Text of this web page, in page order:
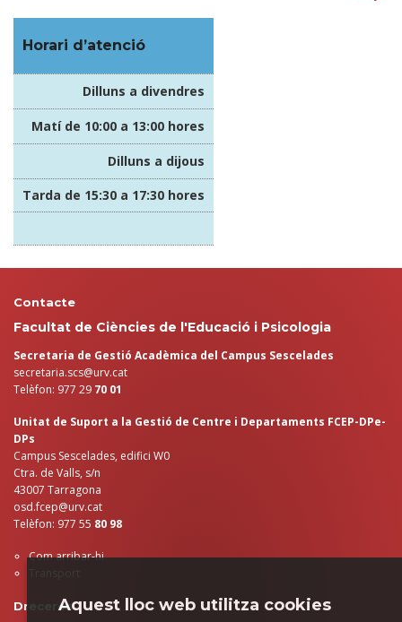
Horari d’atenció
Dilluns a divendres
Matí de 10:00 a 13:00 hores
Dilluns a dijous
Tarda de 15:30 a 17:30 hores
Contacte
Facultat de Ciències de l'Educació i Psicologia
Secretaria de Gestió Acadèmica del Campus Sescelades
secretaria.scs@urv.cat
Telèfon: 977 29 70 01
Unitat de Suport a la Gestió de Centre i Departaments FCEP-DPe-
DPs
Campus Sescelades, edifici W0
Ctra. de Valls, s/n
43007 Tarragona
osd.fcep@urv.cat
Telèfon: 977 55 80 98
Com arribar-hi
DreceresAquest lloc web utilitza cookies